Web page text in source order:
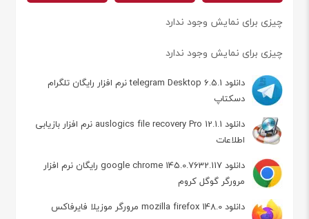
چیزی برای نمایش وجود ندارد
چیزی برای نمایش وجود ندارد
دانلود telegram Desktop 6.5.1 نرم افزار رایگان تلگرام
دسکتاپ
دانلود auslogics file recovery Pro 12.1.1 نرم افزار بازیابی
اطلاعات
دانلود google chrome 145.0.7632.117 رایگان نرم افزار
مرورگر گوگل کروم
دانلود mozilla firefox 148.0 مرورگر موزیلا فایرفاکس